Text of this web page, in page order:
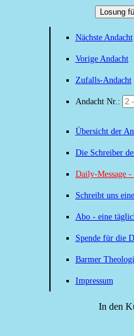
Losung
Nächste Andacht
Vorige Andacht
Zufalls-Andacht
Andacht Nr.:
Übersicht der
Die Schreiber
Daily-Message
Schreibt uns
Abo - eine
Spende für die
Barmer
Impressum
In den